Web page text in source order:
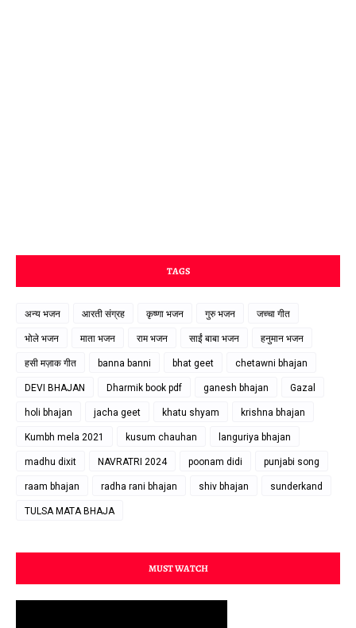
TAGS
अन्य भजन आरती संग्रह कृष्णा भजन गुरु भजन जच्चा गीत
भोले भजन माता भजन राम भजन साईं बाबा भजन हनुमान भजन
हसी मज़ाक गीत banna banni bhat geet chetawni bhajan
DEVI BHAJAN Dharmik book pdf ganesh bhajan Gazal
holi bhajan jacha geet khatu shyam krishna bhajan
Kumbh mela 2021 kusum chauhan languriya bhajan
madhu dixit NAVRATRI 2024 poonam didi punjabi song
raam bhajan radha rani bhajan shiv bhajan sunderkand
TULSA MATA BHAJA
MUST WATCH